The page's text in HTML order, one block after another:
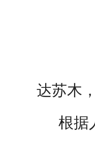
达苏木
根据